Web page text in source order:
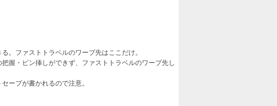
。ファストトラベルのワープ先はここだけ。
握・ピン挿しができず、ファストトラベルのワープ先し
ーブが書かれるので注意。